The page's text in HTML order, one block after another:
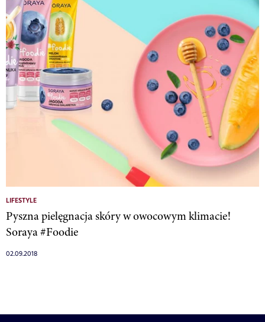
LIFESTYLE
Pyszna pielęgnacja skóry w owocowym klimacie!
Soraya #Foodie
02.09.2018